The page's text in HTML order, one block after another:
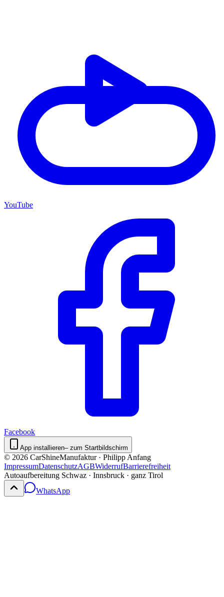
YouTube
Facebook
App installieren– zum Startbildschirm
© 2026 CarShineManufaktur · Philipp Anfang
ImpressumDatenschutzAGBWiderrufBarrierefreiheit
Autoaufbereitung Schwaz · Innsbruck · ganz Tirol
WhatsApp